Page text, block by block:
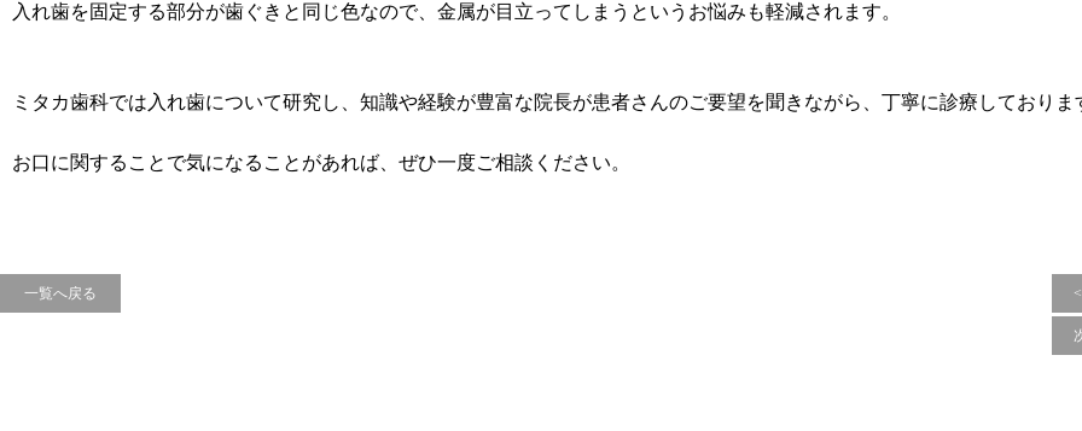
入れ歯を固定する部分が歯ぐきと同じ色なので、金属が目立ってしまうというお悩みも軽減されます。
ミタカ歯科では入れ歯について研究し、知識や経験が豊富な院長が患者さんのご要望を聞きながら、丁寧に診療しておりま
お口に関することで気になることがあれば、ぜひ一度ご相談ください。
一覧へ戻る